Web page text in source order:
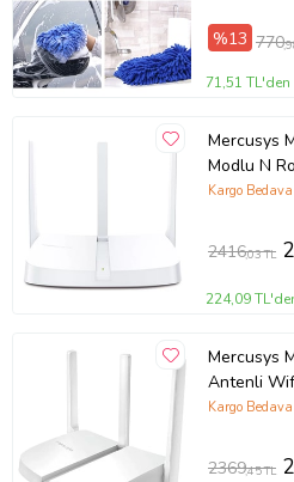
%13 770
71,51
Mercusys
Modlu N
Kargo Bedava
2416,03 TL
224,09
Mercusys
Antenli
Kargo Bedava
2369,45 TL